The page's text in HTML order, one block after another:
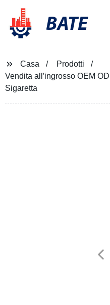
BATE
Casa
Prodotti
Vendita all′ingrosso OEM
Sigaretta